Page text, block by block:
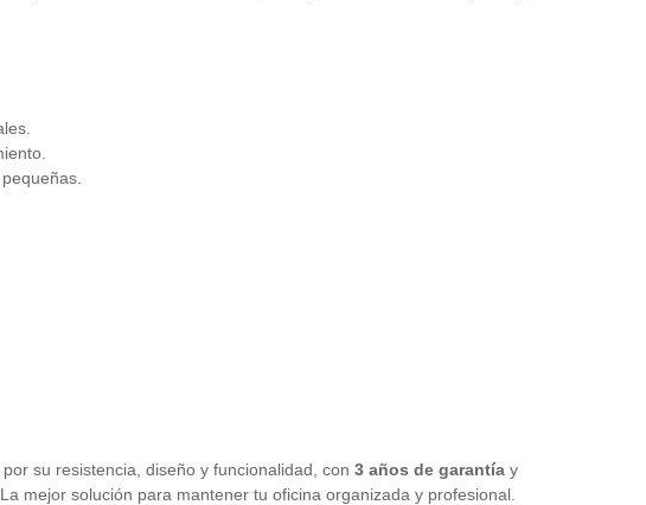
su resistencia, diseño y funcionalidad, con 3 años de garantía y
. La mejor solución para mantener tu oficina organizada y profesional.